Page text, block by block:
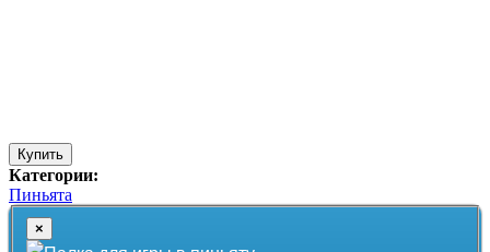
Купить
Категории:
Пиньята
×